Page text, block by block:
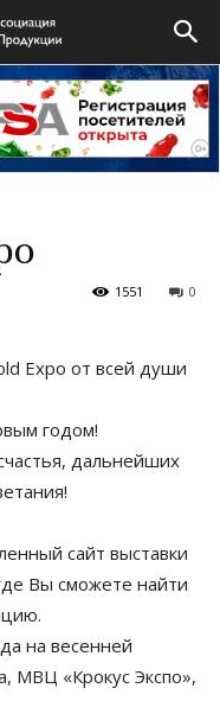
0
1551
Expo от всей души
годом!
дальнейших
сайт выставки
Вы сможете найти
на весенней
МВЦ «Крокус Экспо»,